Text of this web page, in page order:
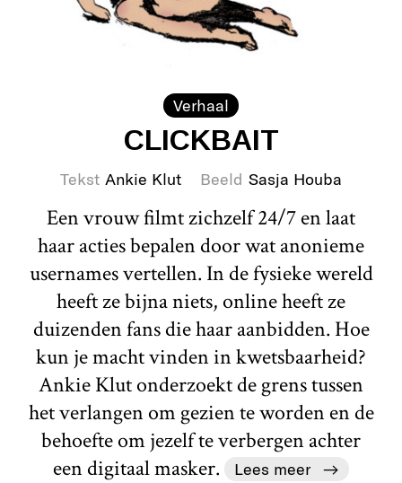
Verhaal
CLICKBAIT
Tekst Ankie Klut Beeld Sasja Houba
Een vrouw filmt zichzelf 24/7 en laat
haar acties bepalen door wat anonieme
usernames vertellen. In de fysieke wereld
heeft ze bijna niets, online heeft ze
duizenden fans die haar aanbidden. Hoe
kun je macht vinden in kwetsbaarheid?
Ankie Klut onderzoekt de grens tussen
het verlangen om gezien te worden en de
behoefte om jezelf te verbergen achter
een digitaal masker.
Lees meer